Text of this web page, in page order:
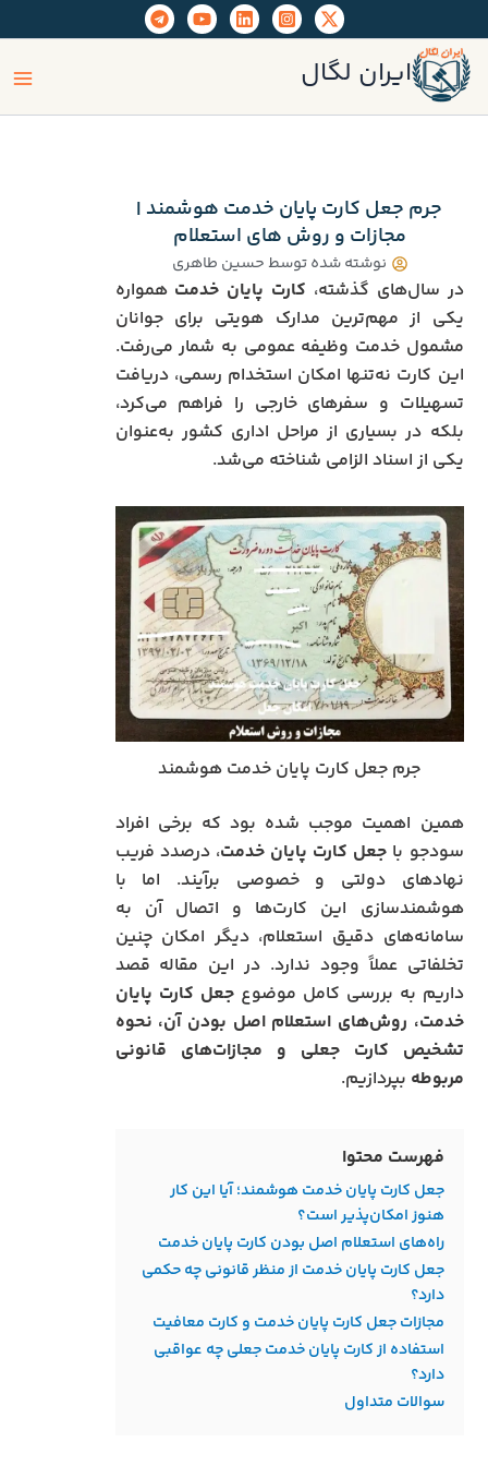
به
محتوا
ایران لگال
جرم جعل کارت پایان خدمت هوشمند |
مجازات و روش‌ های استعلام
نوشته شده توسطحسین طاهری
در سال‌های گذشته، کارت پایان خدمت همواره
یکی از مهم‌ترین مدارک هویتی برای جوانان
مشمول خدمت وظیفه عمومی به شمار می‌رفت.
این کارت نه‌تنها امکان استخدام رسمی، دریافت
تسهیلات و سفرهای خارجی را فراهم می‌کرد،
بلکه در بسیاری از مراحل اداری کشور به‌عنوان
یکی از اسناد الزامی شناخته می‌شد.
جرم جعل کارت پایان خدمت هوشمند
همین اهمیت موجب شده بود که برخی افراد
سودجو با جعل کارت پایان خدمت، درصدد فریب
نهادهای دولتی و خصوصی برآیند. اما با
هوشمندسازی این کارت‌ها و اتصال آن به
سامانه‌های دقیق استعلام، دیگر امکان چنین
تخلفاتی عملاً وجود ندارد. در این مقاله قصد
داریم به بررسی کامل موضوعجعل کارت پایان
خدمت، روش‌های استعلام اصل بودن آن، نحوه
تشخیص کارت جعلی و مجازات‌های قانونی
مربوطه بپردازیم.
فهرست محتوا
جعل کارت پایان خدمت هوشمند؛ آیا این کار
هنوز امکان‌پذیر است؟
راه‌های استعلام اصل بودن کارت پایان خدمت
جعل کارت پایان خدمت از منظر قانونی چه حکمی
دارد؟
مجازات جعل کارت پایان خدمت و کارت معافیت
استفاده از کارت پایان خدمت جعلی چه عواقبی
دارد؟
سوالات متداول